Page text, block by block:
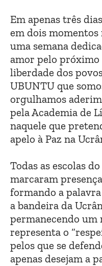
Em apenas três
em dois
uma semana
amor pelo próximo
liberdade dos
UBUNTU que
orgulhamos
pela Academia de
naquele que
apelo à Paz na
Todas as escolas
marcaram
formando a palavra
a bandeira da
permanecendo um
representa o
pelos que se
apenas desejam a